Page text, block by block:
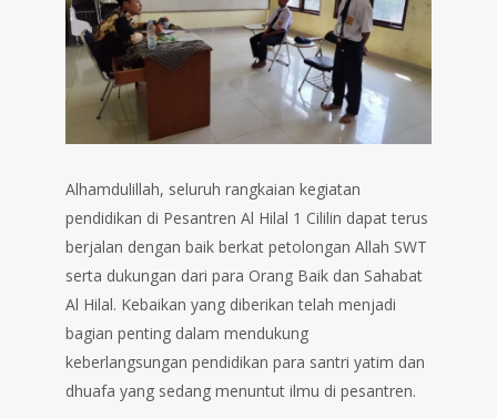
Alhamdulillah, seluruh rangkaian kegiatan
pendidikan di Pesantren Al Hilal 1 Cililin dapat terus
berjalan dengan baik berkat petolongan Allah SWT
serta dukungan dari para Orang Baik dan Sahabat
Al Hilal. Kebaikan yang diberikan telah menjadi
bagian penting dalam mendukung
keberlangsungan pendidikan para santri yatim dan
dhuafa yang sedang menuntut ilmu di pesantren.